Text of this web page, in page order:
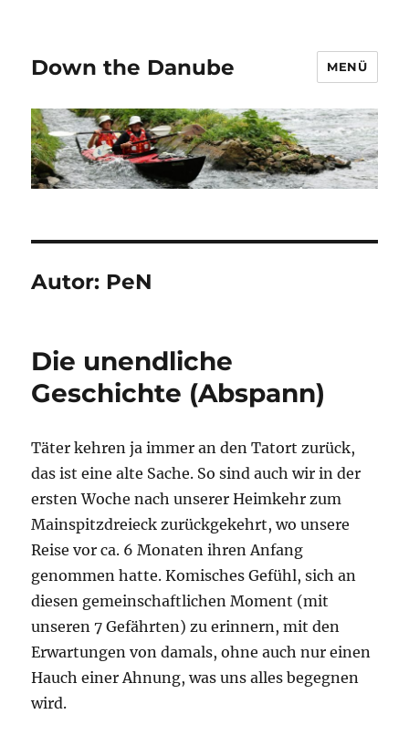
Down the Danube MENÜ
Autor: PeN
Die unendliche
Geschichte (Abspann)
Täter kehren ja immer an den Tatort zurück,
das ist eine alte Sache. So sind auch wir in der
ersten Woche nach unserer Heimkehr zum
Mainspitzdreieck zurückgekehrt, wo unsere
Reise vor ca. 6 Monaten ihren Anfang
genommen hatte. Komisches Gefühl, sich an
diesen gemeinschaftlichen Moment (mit
unseren 7 Gefährten) zu erinnern, mit den
Erwartungen von damals, ohne auch nur einen
Hauch einer Ahnung, was uns alles begegnen
wird.